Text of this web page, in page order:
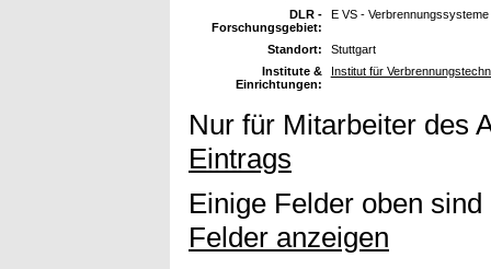
DLR -
Forschungsgebiet:
E VS - Verbrennungssysteme
Standort:
Stuttgart
Institute &
Einrichtungen:
Institut für
Nur für Mitarbeiter des
Eintrags
Einige Felder oben
Felder anzeigen